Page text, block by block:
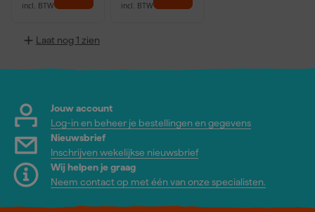
incl. BTW incl. BTW
Laat nog 1 zien
Jouw account
Log-in en beheer je bestellingen en gegevens
Nieuwsbrief
Inschrijven wekelijkse nieuwsbrief
Wij helpen je graag
Neem contact op met één van onze specialisten.